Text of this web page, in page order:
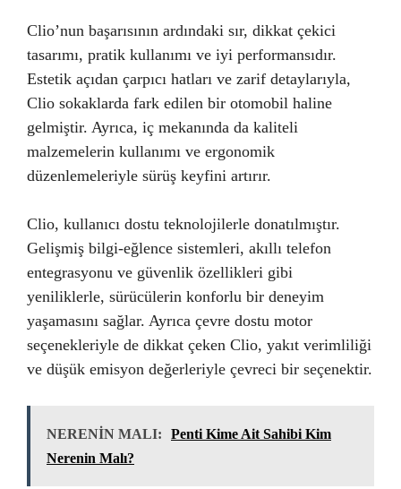
Clio’nun başarısının ardındaki sır, dikkat çekici
tasarımı, pratik kullanımı ve iyi performansıdır.
Estetik açıdan çarpıcı hatları ve zarif detaylarıyla,
Clio sokaklarda fark edilen bir otomobil haline
gelmiştir. Ayrıca, iç mekanında da kaliteli
malzemelerin kullanımı ve ergonomik
düzenlemeleriyle sürüş keyfini artırır.
Clio, kullanıcı dostu teknolojilerle donatılmıştır.
Gelişmiş bilgi-eğlence sistemleri, akıllı telefon
entegrasyonu ve güvenlik özellikleri gibi
yeniliklerle, sürücülerin konforlu bir deneyim
yaşamasını sağlar. Ayrıca çevre dostu motor
seçenekleriyle de dikkat çeken Clio, yakıt verimliliği
ve düşük emisyon değerleriyle çevreci bir seçenektir.
NERENİN MALI:
Penti Kime Ait Sahibi Kim
Nerenin Malı?